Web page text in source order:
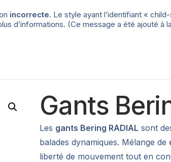
incorrecte. Le style ayant l’identifiant «
d’informations. (Ce message a été ajouté à
Gants
Les gants Bering RADIAL sont
balades dynamiques. Mélange de
liberté de mouvement tout en